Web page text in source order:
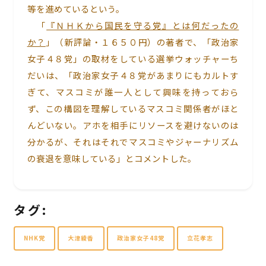
等を進めているという。
「 『ＮＨＫから国民を守る党』とは何だったの
か？ 」（新評論・１６５０円）の著者で、「政治家
女子４８党」の取材をしている選挙ウォッチャーち
だいは、「政治家女子４８党があまりにもカルトす
ぎて、マスコミが誰一人として興味を持っておら
ず、この構図を理解しているマスコミ関係者がほと
んどいない。アホを相手にリソースを避けないのは
分かるが、それはそれでマスコミやジャーナリズム
の衰退を意味している」とコメントした。
タグ:
NHK党 大津綾香 政治家女子48党 立花孝志